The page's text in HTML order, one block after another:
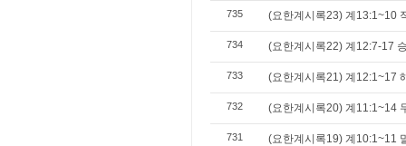
735 (요한계시록23) 계13:1~10
734 (요한계시록22) 계12:7-17
733 (요한계시록21) 계12:1~17
732 (요한계시록20) 계11:1~14
731 (요한계시록19) 계10:1~11